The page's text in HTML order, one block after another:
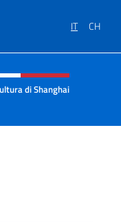
IT CH
e menù
di Shanghai